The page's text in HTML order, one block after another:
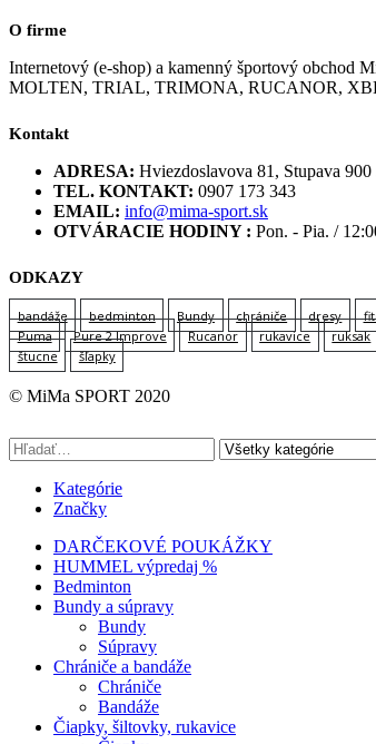
O firme
Internetový (e-shop) a kamenný športový
MOLTEN, TRIAL, TRIMONA, RUCANOR,
Kontakt
ADRESA: Hviezdoslavova 81, Stupava 900
TEL. KONTAKT: 0907 173 343
EMAIL: info@mima-sport.sk
OTVÁRACIE HODINY : Pon. - Pia. /
ODKAZY
bandáže bedminton Bundy chrániče dresy
Puma
Pure 2 Improve Rucanor rukavice ruksak
štucne
šľapky
© MiMa SPORT 2020
Kategórie
Značky
DARČEKOVÉ POUKÁŽKY
HUMMEL výpredaj %
Bedminton
Bundy a súpravy
Bundy
Súpravy
Chrániče a bandáže
Chrániče
Bandáže
Čiapky, šiltovky, rukavice